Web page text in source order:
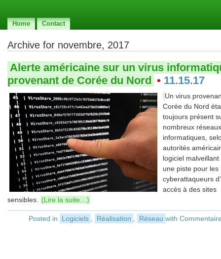
Home Contact
Archive for novembre, 2017
Alerte américaine sur un virus
provenant de Corée du Nord • 11.15.17
Un virus
Corée du Nord
toujours présent
nombreux réseaux
informatiques,
autorités
logiciel malveillant
une piste pour les
cyberattaqueurs
accès à des sites
sensibles. (Lire la suite…)
Posted in Logiciels , Réalisation , Réseau with